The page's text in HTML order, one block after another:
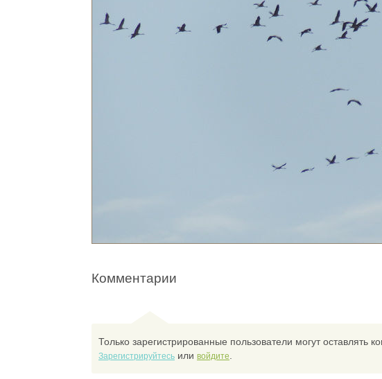
Комментарии
Только зарегистрированные пользователи могут оставлять
Зарегистрируйтесь или войдите